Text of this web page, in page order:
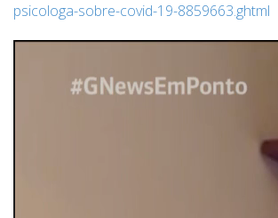
psicologa-sobre-covid-19-8859663.ghtml